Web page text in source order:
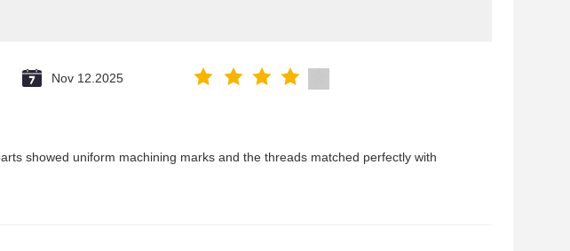
Nov 12.2025
showed uniform machining marks and the threads matched perfectly with